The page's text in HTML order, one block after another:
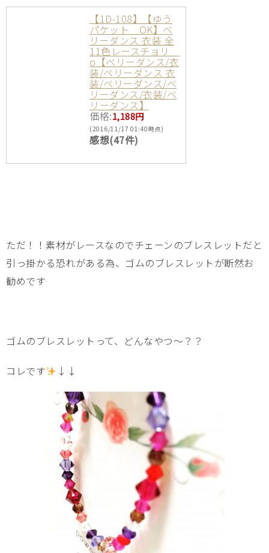
【1D-108】【ゆう
パケット OK】ベ
リーダンス 衣装 全
11色レースチョリ
о【ベリーダンス/衣
装/ベリーダンス 衣
装/ベリーダンス/ベ
リーダンス/衣装/ベ
リーダンス】
価格:1,188円
(2016/11/17 01:40時点)
感想(47件)
ただ！！素材がレースなのでチェーンのブレスレットだと
引っ掛かる恐れがある為、ゴムのブレスレットが断然お
勧めです
ゴムのブレスレットって、どんなやつ～？？
コレです ↓↓